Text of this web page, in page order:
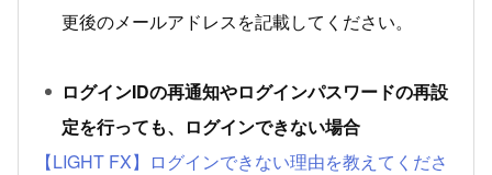
更後のメールアドレスを記載してください。
ログインIDの再通知やログインパスワードの再設
定を行っても、ログインできない場合
【LIGHT FX】ログインできない理由を教えてくださ